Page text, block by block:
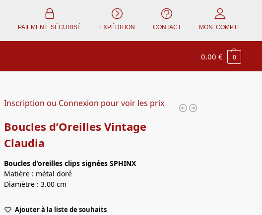
PAIEMENT SÉCURISÉ EXPÉDITION CONTACT MON COMPTE
0.00€ 0
Inscription ou Connexion pour voir les prix
Boucles d’Oreilles Vintage
Claudia
Boucles d’oreilles clips signées SPHINX
Matière : métal doré
Diamètre : 3.00 cm
Ajouter à la liste de souhaits